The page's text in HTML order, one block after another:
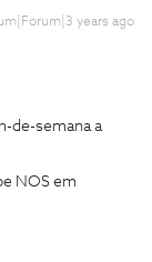
years ago
de-semana a
NOS em